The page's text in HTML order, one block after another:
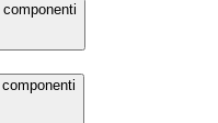
componenti
componenti